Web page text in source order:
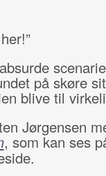
på skøre
blive til
Jørgensen
, som kan ses